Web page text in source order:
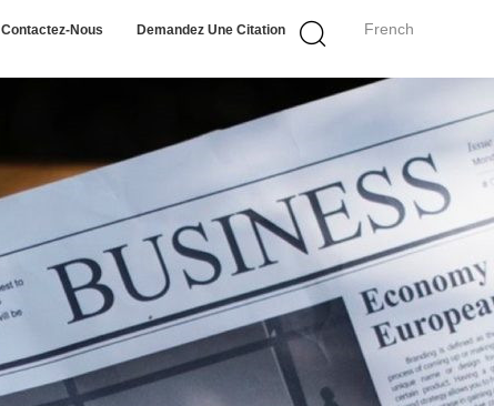
French
Contactez-Nous Demandez Une Citation